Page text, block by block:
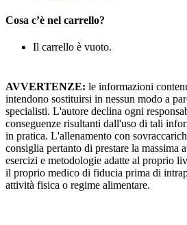
Cosa c’è nel carrello?
Il carrello è vuoto.
AVVERTENZE: le informazioni
intendono sostituirsi in nessun modo a
specialisti. L'autore declina ogni
conseguenze risultanti dall'uso di tali
in pratica. L'allenamento con
consiglia pertanto di prestare la massima
esercizi e metodologie adatte al proprio
il proprio medico di fiducia prima di
attività fisica o regime alimentare.